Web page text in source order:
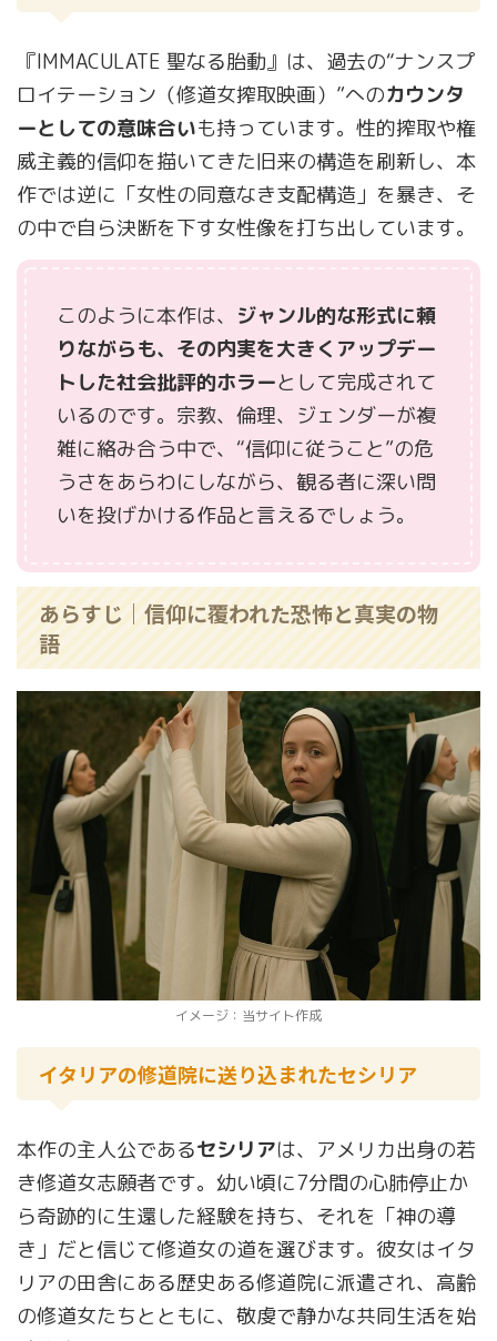
『IMMACULATE 聖なる胎動』は、過去の“ナンスプ
ロイテーション（修道女搾取映画）”へのカウンタ
ーとしての意味合いも持っています。性的搾取や権
威主義的信仰を描いてきた旧来の構造を刷新し、本
作では逆に「女性の同意なき支配構造」を暴き、そ
の中で自ら決断を下す女性像を打ち出しています。
このように本作は、 ジャンル的な形式に頼
りながらも、その内実を大きくアップデー
トした社会批評的ホラーとして完成されて
いるのです。宗教、倫理、ジェンダーが複
雑に絡み合う中で、“信仰に従うこと”の危
うさをあらわにしながら、観る者に深い問
いを投げかける作品と言えるでしょう。
あらすじ｜信仰に覆われた恐怖と真実の物
語
イメージ：当サイト作成
イタリアの修道院に送り込まれたセシリア
本作の主人公であるセシリアは、アメリカ出身の若
き修道女志願者です。幼い頃に7分間の心肺停止か
ら奇跡的に生還した経験を持ち、それを「神の導
き」だと信じて修道女の道を選びます。彼女はイタ
リアの田舎にある歴史ある修道院に派遣され、高齢
の修道女たちとともに、敬虔で静かな共同生活を始